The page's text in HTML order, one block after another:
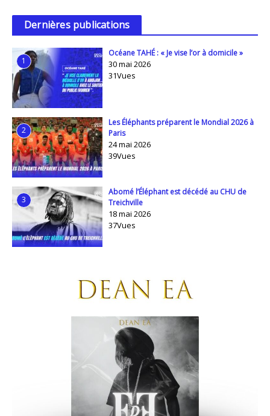
Dernières publications
1
Océane TAHÉ : « Je vise l’or à domicile »
30 mai 2026
31Vues
2
Les Éléphants préparent le Mondial 2026 à
Paris
24 mai 2026
39Vues
3
Abomé l’Éléphant est décédé au CHU de
Treichville
18 mai 2026
37Vues